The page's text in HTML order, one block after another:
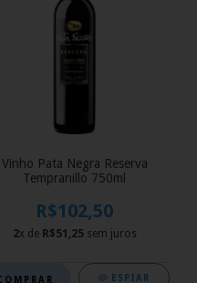
Vinho Pata Negra Reserva
Tempranillo 750ml
R$102,50
2x de R$51,25sem juros
ESPIAR